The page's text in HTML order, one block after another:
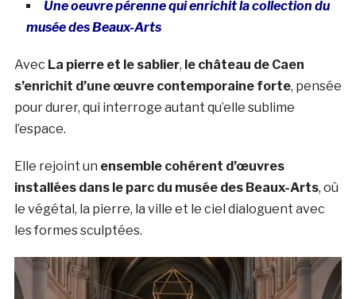
Une oeuvre pérenne qui enrichit la collection du
musée des Beaux-Arts
Avec La pierre et le sablier, le château de Caen
s’enrichit d’une œuvre contemporaine forte, pensée
pour durer, qui interroge autant qu’elle sublime
l’espace.
Elle rejoint un ensemble cohérent d’œuvres
installées dans le parc du musée des Beaux-Arts, où
le végétal, la pierre, la ville et le ciel dialoguent avec
les formes sculptées.